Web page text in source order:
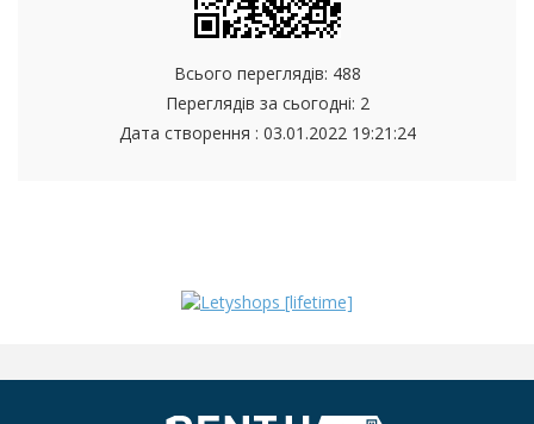
Всього переглядів: 488
Переглядів за сьогодні: 2
Дата створення : 03.01.2022 19:21:24